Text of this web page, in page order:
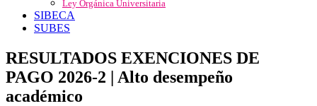
Ley Orgánica Universitaria
SIBECA
SUBES
RESULTADOS EXENCIONES DE
PAGO 2026-2 | Alto desempeño
académico